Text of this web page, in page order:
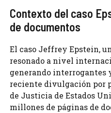
Contexto del caso
de documentos
El caso Jeffrey Epstein,
resonado a nivel
generando interrogantes
reciente divulgación por
de Justicia de Estados
millones de páginas de